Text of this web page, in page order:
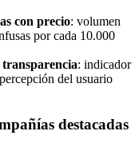
con precio: volumen
por cada 10.000
: indicador
del usuario
destacadas